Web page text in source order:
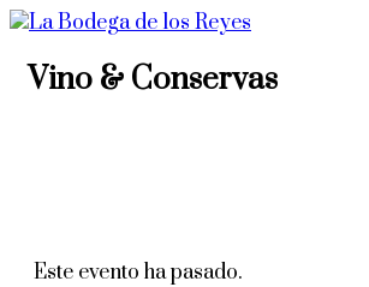
Vino & Conservas
Este evento ha pasado.